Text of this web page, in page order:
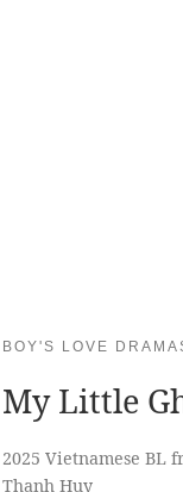
BOY'S LOVE
My Little
2025 Vietnamese BL
Thanh Huy